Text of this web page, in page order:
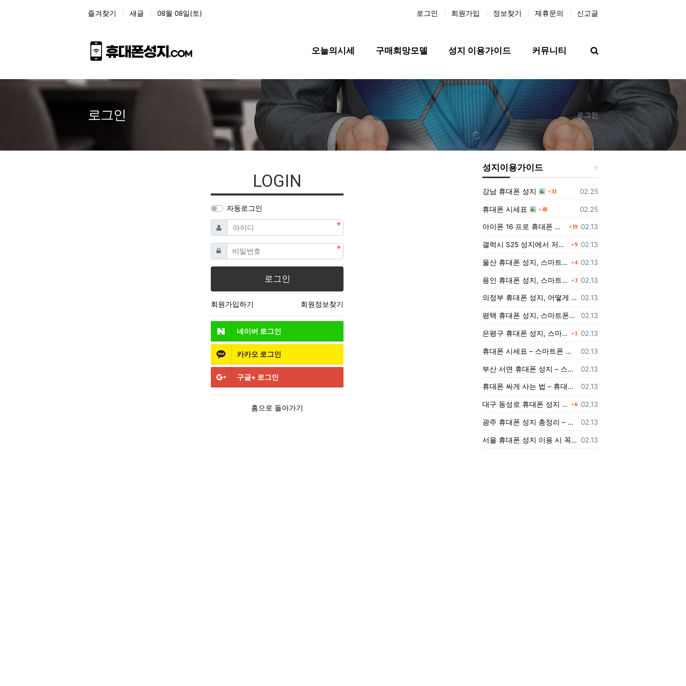
즐겨찾기 새글 08월 08일(토) 로그인 회원가입 정보찾기 제휴문의 신고글
오늘의시세 구매희망모델 성지 이용가이드 커뮤니티
로그인 로그인
LOGIN
자동로그인
아이디 필수
비밀번호필수
로그인
회원가입하기 회원정보찾기
네이버 로그인
카카오 로그인
구글+ 로그인
홈으로 돌아가기
성지이용가이드
등록일
02.25
강남 휴대폰 성지 33
등록일
02.25
휴대폰 시세표 48
등록일
02.13
아이폰 16 프로 휴대폰 성지에서 구매하는 방법과 가격 댓글
19
등록일
02.13
갤럭시 S25 성지에서 저렴하게 구매하는 방법 9
등록일
02.13
울산 휴대폰 성지, 스마트폰을 더 저렴하게 구매할 수 있는 방법은? 4
등록일
02.13
용인 휴대폰 성지, 스마트폰을 더 저렴하게 구입하는 방법! 3
등록일
02.13
의정부 휴대폰 성지, 어떻게 저렴하게 스마트폰을 구입할 수 있을까?
등록일
02.13
평택 휴대폰 성지, 스마트폰을 저렴하게 구매하는 팁
등록일
02.13
은평구 휴대폰 성지, 스마트폰을 저렴하게 개통하려면 어떻게 해야 할까? 1
등록일
02.13
휴대폰 시세표 – 스마트폰 가격 비교하고 최저가로 개통하는 법
등록일
02.13
부산 서면 휴대폰 성지 – 스마트폰 최저가로 개통하는 법
등록일
02.13
휴대폰 싸게 사는 법 – 휴대폰 성지에서 최저가로 개통하는 노하우
등록일
02.13
대구 동성로 휴대폰 성지 총정리 – 최저가 스마트폰 구매 가이드 6
등록일
02.13
광주 휴대폰 성지 총정리 – 지역별 최저가 구매 가이드
등록일
02.13
서울 휴대폰 성지 이용 시 꼭 알아야 할 주의사항!